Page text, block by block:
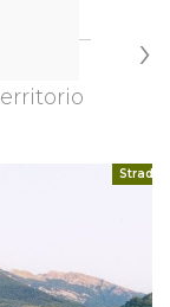
Strada
›